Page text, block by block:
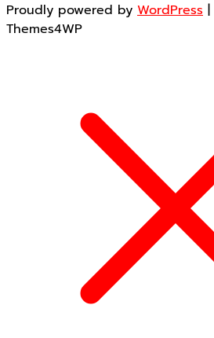
Proudly powered by WordPress |
Themes4WP